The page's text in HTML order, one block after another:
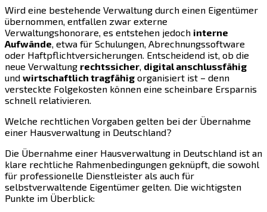
Wird eine bestehende Verwaltung durch einen Eigentümer
übernommen, entfallen zwar externe
Verwaltungshonorare, es entstehen jedoch interne
Aufwände, etwa für Schulungen, Abrechnungssoftware
oder Haftpflichtversicherungen. Entscheidend ist, ob die
neue Verwaltung rechtssicher, digital anschlussfähig
und wirtschaftlich tragfähig organisiert ist – denn
versteckte Folgekosten können eine scheinbare Ersparnis
schnell relativieren.
Welche rechtlichen Vorgaben gelten bei der Übernahme
einer Hausverwaltung in Deutschland?
Die Übernahme einer Hausverwaltung in Deutschland ist an
klare rechtliche Rahmenbedingungen geknüpft, die sowohl
für professionelle Dienstleister als auch für
selbstverwaltende Eigentümer gelten. Die wichtigsten
Punkte im Überblick: